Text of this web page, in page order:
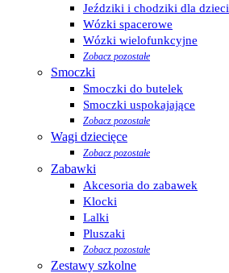
Jeździki i chodziki dla dzieci
Wózki spacerowe
Wózki wielofunkcyjne
Zobacz pozostałe
Smoczki
Smoczki do butelek
Smoczki uspokajające
Zobacz pozostałe
Wagi dziecięce
Zobacz pozostałe
Zabawki
Akcesoria do zabawek
Klocki
Lalki
Pluszaki
Zobacz pozostałe
Zestawy szkolne